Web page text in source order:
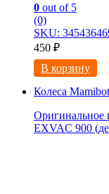
0 out of 5
(0)
SKU:
450 ₽
В корзину
Колеса Mamibot
Оригинальное
EXVAC 900